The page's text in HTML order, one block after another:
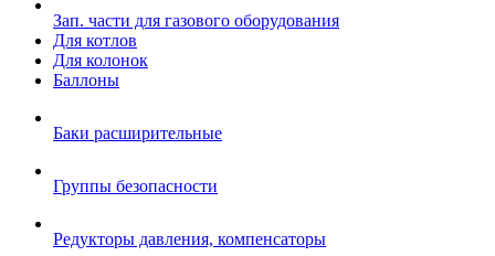
Зап. части для газового оборудования
Для котлов
Для колонок
Баллоны
Баки расширительные
Группы безопасности
Редукторы давления, компенсаторы